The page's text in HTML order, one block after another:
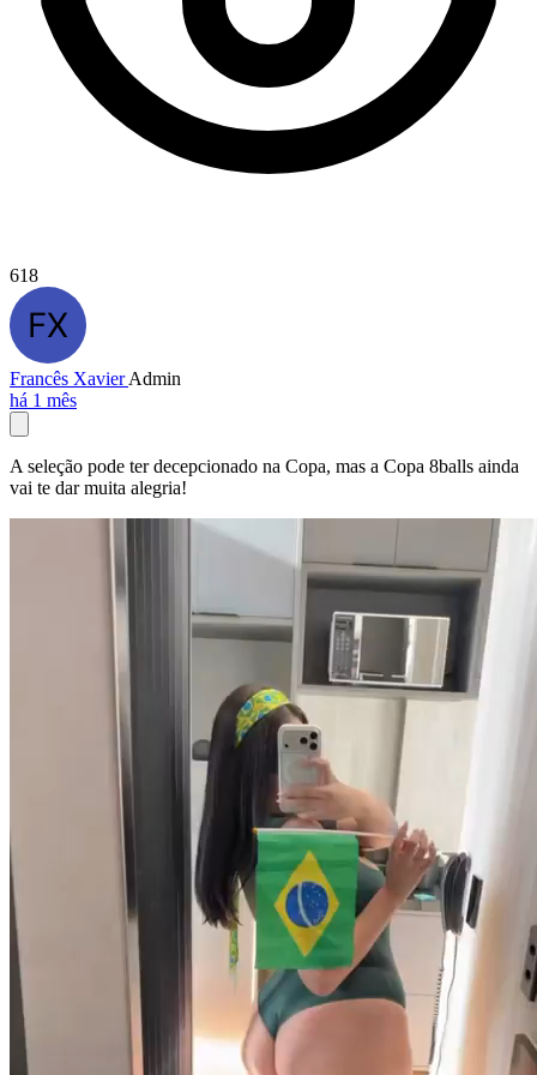
618
Francês XavierAdmin
há 1 mês
A seleção pode ter decepcionado na Copa, mas a Copa 8balls ainda
vai te dar muita alegria!